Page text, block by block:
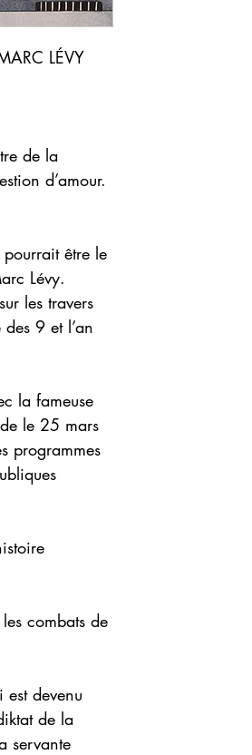
LÉVY
de la
d’amour.
être le
Lévy.
les travers
9 et l’an
la fameuse
le 25 mars
programmes
combats de
devenu
de la
servante